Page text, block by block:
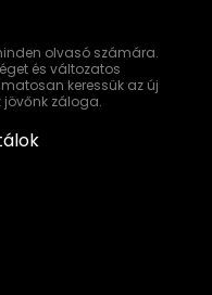
olvasó számára.
és változatos
keressük az új
jövőnk záloga.